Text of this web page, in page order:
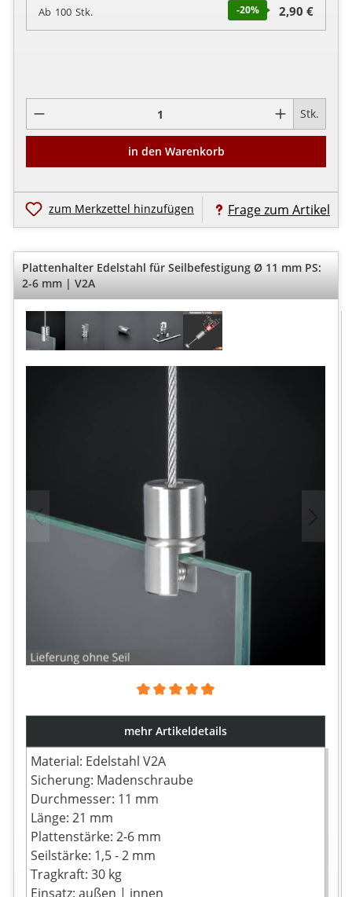
Ab 100 Stk. -20% 2,90 €
Stk.
in den Warenkorb
zum Merkzettel hinzufügen Frage zum Artikel
Plattenhalter Edelstahl für Seilbefestigung Ø 11 mm PS:
2-6 mm | V2A
mehr Artikeldetails
Material: Edelstahl V2A
Sicherung: Madenschraube
Durchmesser: 11 mm
Länge: 21 mm
Plattenstärke: 2-6 mm
Seilstärke: 1,5 - 2 mm
Tragkraft: 30 kg
Einsatz: außen | innen